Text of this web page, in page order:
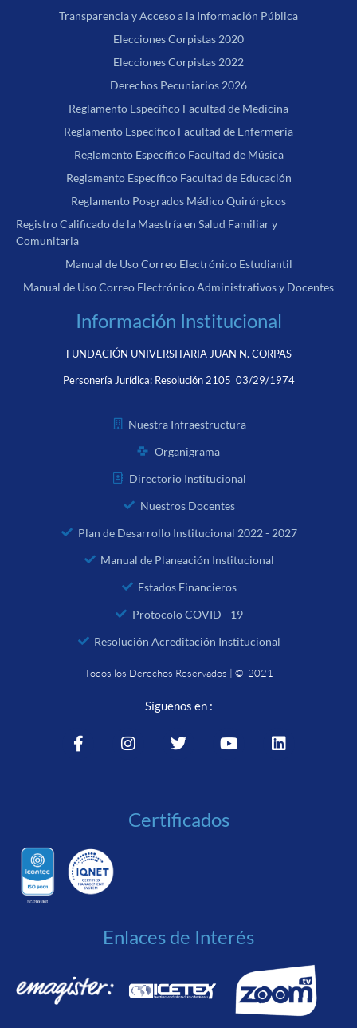
Transparencia y Acceso a la Información Pública
Elecciones Corpistas 2020
Elecciones Corpistas 2022
Derechos Pecuniarios 2026
Reglamento Específico Facultad de Medicina
Reglamento Específico Facultad de Enfermería
Reglamento Específico Facultad de Música
Reglamento Específico Facultad de Educación
Reglamento Posgrados Médico Quirúrgicos
Registro Calificado de la Maestría en Salud Familiar y
Comunitaria
Manual de Uso Correo Electrónico Estudiantil
Manual de Uso Correo Electrónico Administrativos y Docentes
Información Institucional
FUNDACIÓN UNIVERSITARIA JUAN N. CORPAS
Personería Jurídica: Resolución 2105 03/29/1974
Nuestra Infraestructura
Organigrama
Directorio Institucional
Nuestros Docentes
Plan de Desarrollo Institucional 2022 - 2027
Manual de Planeación Institucional
Estados Financieros
Protocolo COVID - 19
Resolución Acreditación Institucional
Todos los Derechos Reservados | © 2021
Síguenos en :
Certificados
Enlaces de Interés